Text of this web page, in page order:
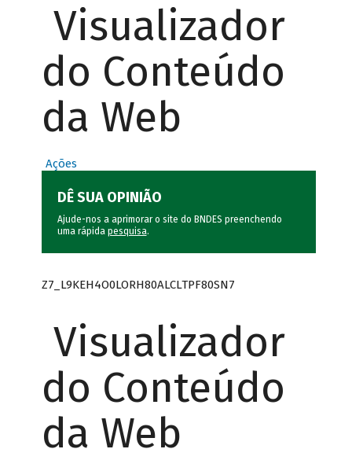
Visualizador
do Conteúdo
da Web
Ações
DÊ SUA OPINIÃO
Ajude-nos a aprimorar o site do BNDES preenchendo
uma rápida pesquisa.
Z7_L9KEH4O0LORH80ALCLTPF80SN7
Visualizador
do Conteúdo
da Web